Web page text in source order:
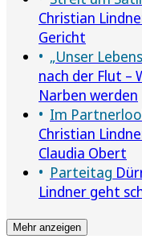
Christian
Gericht
„Unser
nach der Flut –
Narben werden
Im
Christian
Claudia Obert
Parteitag
Lindner geht
Mehr anzeigen